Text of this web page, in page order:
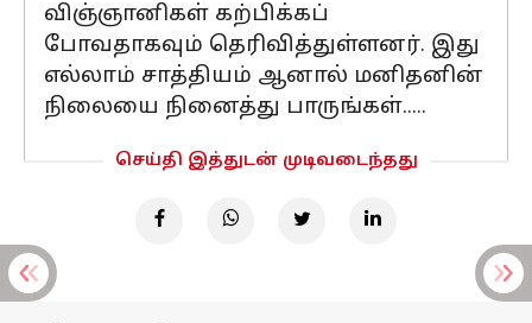
விஞ்ஞானிகள் கற்பிக்கப்
போவதாகவும் தெரிவித்துள்ளனர். இது
எல்லாம் சாத்தியம் ஆனால் மனிதனின்
நிலையை நினைத்து பாருங்கள்.....
செய்தி இத்துடன் முடிவடைந்தது